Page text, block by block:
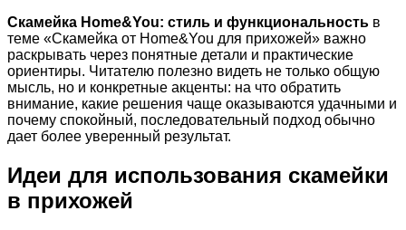
Скамейка Home&You: стиль и функциональность в
теме «Скамейка от Home&You для прихожей» важно
раскрывать через понятные детали и практические
ориентиры. Читателю полезно видеть не только общую
мысль, но и конкретные акценты: на что обратить
внимание, какие решения чаще оказываются удачными и
почему спокойный, последовательный подход обычно
дает более уверенный результат.
Идеи для использования скамейки
в прихожей